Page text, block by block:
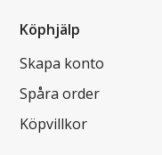
Köphjälp
Skapa konto
Spåra order
Köpvillkor